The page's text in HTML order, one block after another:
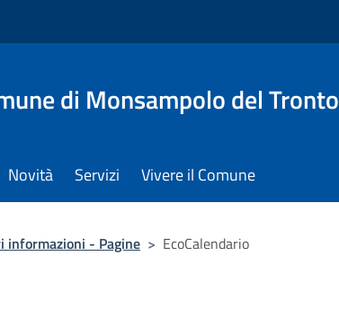
di Monsampolo del Tronto
Novità Servizi Vivere il Comune
informazioni - Pagine > EcoCalendario